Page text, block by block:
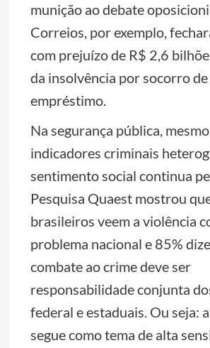
munição ao debate
Correios, por exemplo,
com prejuízo de R$ 2,6
da insolvência por socorro
empréstimo.
Na segurança pública,
indicadores criminais
sentimento social continua
Pesquisa Quaest mostrou
brasileiros veem a violência
problema nacional e 85%
combate ao crime deve ser
responsabilidade conjunta
federal e estaduais. Ou seja:
segue como tema de alta